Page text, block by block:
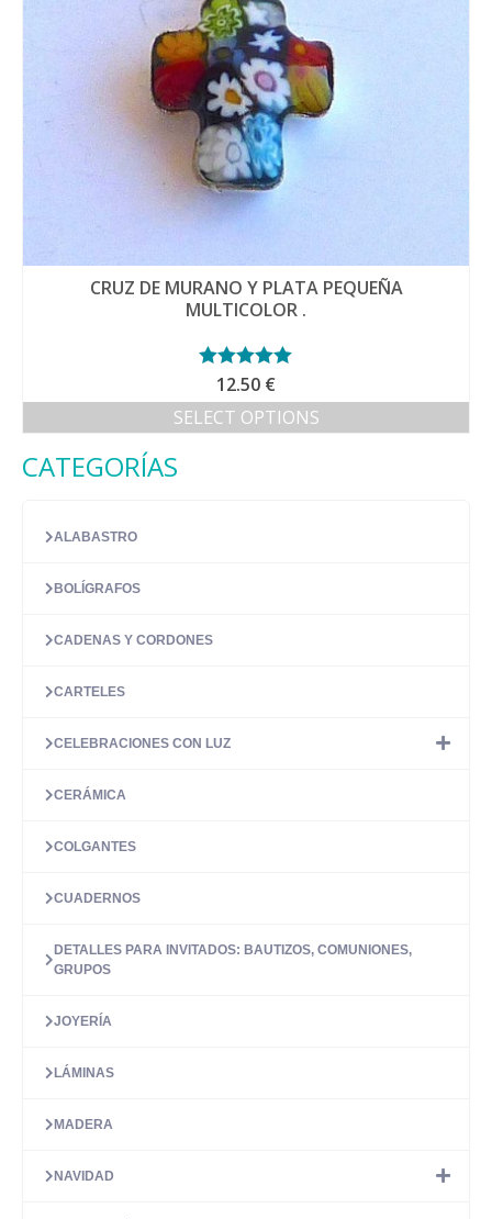
CRUZ DE MURANO Y PLATA PEQUEÑA
MULTICOLOR .
Valorado con
5.00de 5
12.50 €
SELECT OPTIONS
CATEGORÍAS
ALABASTRO
BOLÍGRAFOS
CADENAS Y CORDONES
CARTELES
CELEBRACIONES CON LUZ
CERÁMICA
COLGANTES
CUADERNOS
DETALLES PARA INVITADOS: BAUTIZOS, COMUNIONES,
GRUPOS
JOYERÍA
LÁMINAS
MADERA
NAVIDAD